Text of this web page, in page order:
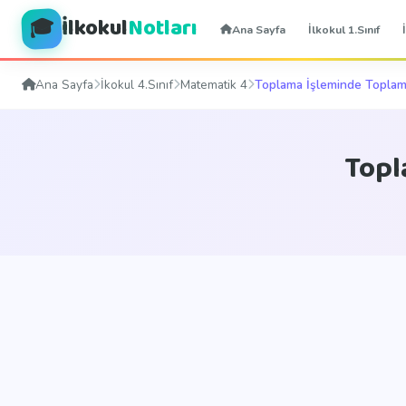
🎓 İlkokulNotları Ana Sayfa İlkokul 1.Sınıf
Ana Sayfa İkokul 4.Sınıf Matematik 4 Toplama İşleminde